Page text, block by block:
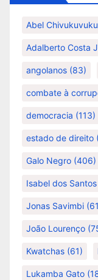
Abel Chivukuvuku
Adalberto Costa
angolanos (83)
combate à
democracia (113)
estado de direito
Galo Negro (406)
Isabel dos Santos
Jonas Savimbi
João Lourenço
Kwatchas (61)
Lukamba Gato